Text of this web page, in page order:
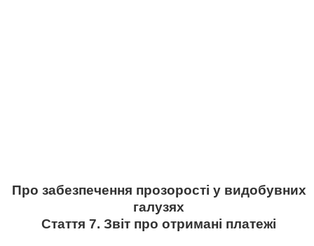
Про забезпечення прозорості у видобувних
галузях
Стаття 7. Звіт про отримані платежі